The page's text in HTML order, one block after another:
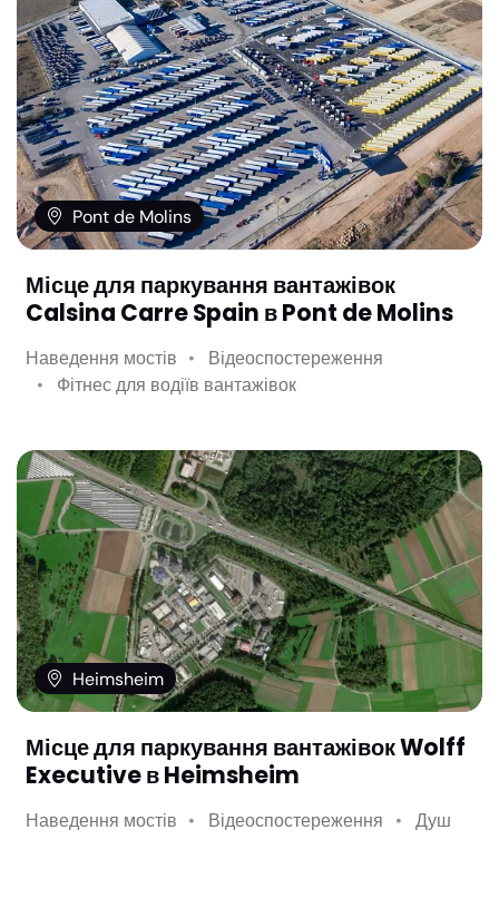
Pont de Molins
Місце для паркування вантажівок
Calsina Carre Spain в Pont de Molins
Наведення мостів
Відеоспостереження
Фітнес для водіїв вантажівок
Heimsheim
Місце для паркування вантажівок Wolff
Executive в Heimsheim
Наведення мостів Відеоспостереження Душ